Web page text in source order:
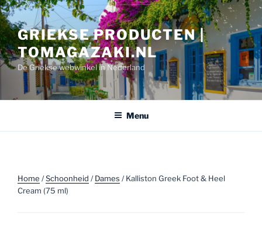
Ga
naar
de
inhoud
GRIEKSE PRODUCTEN |
TOMAGAZAKI.NL
De Griekse webwinkel in Nederland
Menu
Home /Schoonheid /Dames / Kalliston Greek Foot & Heel
Cream (75 ml)